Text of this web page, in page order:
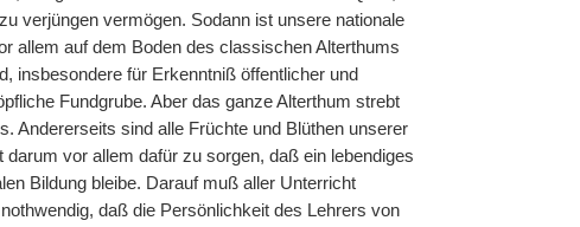
verjüngen vermögen. Sodann ist unsere nationale
allem auf dem Boden des classischen Alterthums
insbesondere für Erkenntniß öffentlicher und
Fundgrube. Aber das ganze Alterthum strebt
Andererseits sind alle Früchte und Blüthen unserer
vor allem dafür zu sorgen, daß ein lebendiges
Bildung bleibe. Darauf muß aller Unterricht
daß die Persönlichkeit des Lehrers von